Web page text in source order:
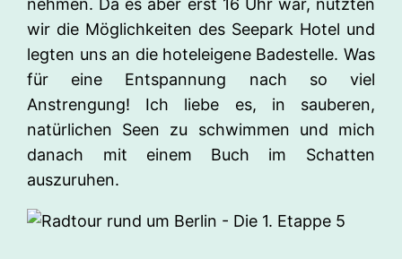
wir die Möglichkeiten des Seepark Hotel und
legten uns an die hoteleigene Badestelle. Was
für eine Entspannung nach so viel
Anstrengung! Ich liebe es, in sauberen,
natürlichen Seen zu schwimmen und mich
danach mit einem Buch im Schatten
auszuruhen.